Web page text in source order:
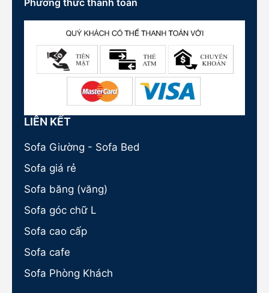
LIÊN KẾT
Sofa Giường - Sofa Bed
Sofa giá rẻ
Sofa băng (văng)
Sofa góc chữ L
Sofa cao cấp
Sofa cafe
Sofa Phòng Khách